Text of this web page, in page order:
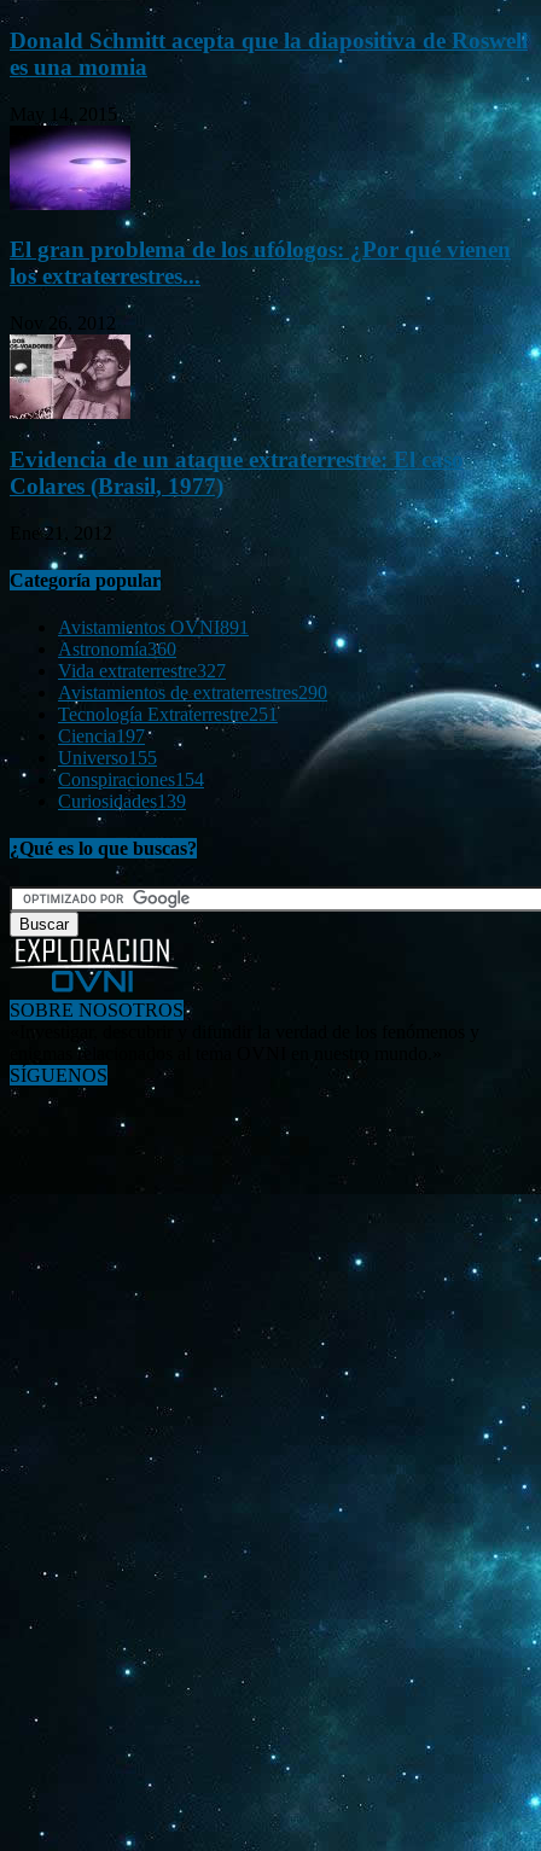
Donald Schmitt acepta que la diapositiva de Roswell
es una momia
May 14, 2015
El gran problema de los ufólogos: ¿Por qué vienen
los extraterrestres...
Nov 26, 2012
Evidencia de un ataque extraterrestre: El caso
Colares (Brasil, 1977)
Ene 21, 2012
Categoría popular
Avistamientos OVNI891
Astronomía360
Vida extraterrestre327
Avistamientos de extraterrestres290
Tecnología Extraterrestre251
Ciencia197
Universo155
Conspiraciones154
Curiosidades139
¿Qué es lo que buscas?
SOBRE NOSOTROS
enigmas relacionados al tema OVNI en nuestro mundo.»
SÍGUENOS